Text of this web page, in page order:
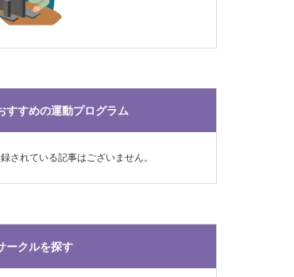
すすめの運動プログラム
されている記事はございません。
ークルを探す